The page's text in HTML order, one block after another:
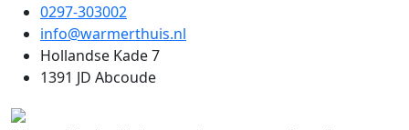
0297-303002
info@warmerthuis.nl
Hollandse Kade 7
1391 JD Abcoude